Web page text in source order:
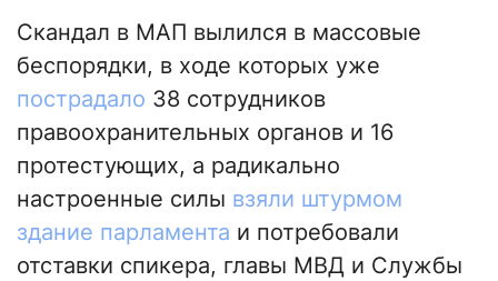
Скандал в МАП вылился в массовые
беспорядки, в ходе которых уже
пострадало 38 сотрудников
правоохранительных органов и 16
протестующих, а радикально
настроенные силы взяли штурмом
здание парламента и потребовали
отставки спикера, главы МВД и Службы